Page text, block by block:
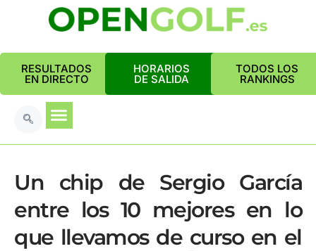
RESULTADOS
EN DIRECTO
HORARIOS
DE SALIDA
TODOS LOS
RANKINGS
Un chip de Sergio García
entre los 10 mejores en lo
que llevamos de curso en el